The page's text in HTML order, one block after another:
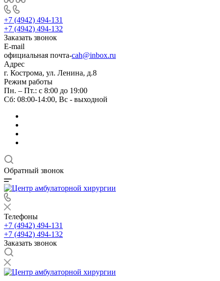
+7 (4942) 494-131
+7 (4942) 494-132
Заказать звонок
E-mail
официальная почта-cah@inbox.ru
Адрес
г. Кострома, ул. Ленина, д.8
Режим работы
Пн. – Пт.: с 8:00 до 19:00
Сб: 08:00-14:00, Вс - выходной
Обратный звонок
Телефоны
+7 (4942) 494-131
+7 (4942) 494-132
Заказать звонок